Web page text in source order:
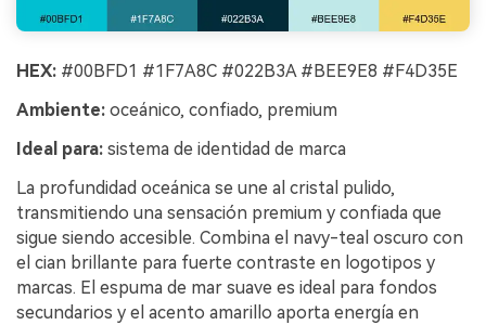
HEX: #00BFD1 #1F7A8C #022B3A #BEE9E8 #F4D35E
Ambiente: oceánico, confiado, premium
Ideal para: sistema de identidad de marca
La profundidad oceánica se une al cristal pulido,
transmitiendo una sensación premium y confiada que
sigue siendo accesible. Combina el navy-teal oscuro con
el cian brillante para fuerte contraste en logotipos y
marcas. El espuma de mar suave es ideal para fondos
secundarios y el acento amarillo aporta energía en